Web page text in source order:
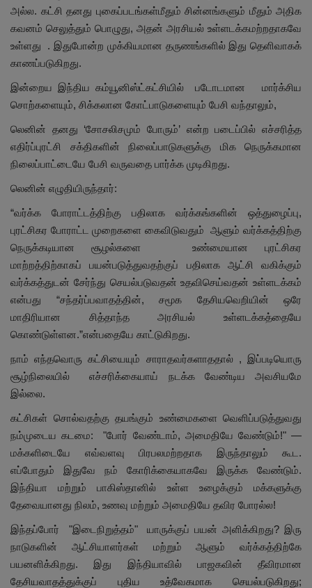
அல்ல. கட்சி தனது புகைப்படங்கள்மீதும் சின்னங்களும் மீதும் அதிக
கவனம் செலுத்தும் பொழுது, அதன் அரசியல் உள்ளடக்கமற்றதாகவே
உள்ளது . இதுபோன்ற முக்கியமான தருணங்களில் இது தெளிவாகக்
காணப்படுகிறது.
இன்றைய இந்திய கம்யூனிஸ்ட்கட்சியில் படோடமான மார்க்சிய
சொற்களையும், சிக்கலான கோட்பாடுகளையும் பேசி வந்தாலும்,
லெனின் தனது ‘சோசலிசமும் போரும்’ என்ற படைப்பில் எச்சரித்த
எதிர்ப்புரட்சி சக்திகளின் நிலைப்பாடுகளுக்கு மிக நெருக்கமான
நிலைப்பாட்டையே பேசி வருவதை பார்க்க முடிகிறது.
லெனின் எழுதியிருந்தார்:
“வர்க்க போராட்டத்திற்கு பதிலாக வர்க்கங்களின் ஒத்துழைப்பு,
புரட்சிகர போராட்ட முறைகளை கைவிடுவதும் ஆளும் வர்க்கத்திற்கு
நெருக்கடியான சூழல்களை உண்மையான புரட்சிகர
மாற்றத்திற்காகப் பயன்படுத்துவதற்குப் பதிலாக ஆட்சி வகிக்கும்
வர்க்கத்துடன் சேர்ந்து செயல்படுவதன் உதவிசெய்வதன் உள்ளடக்கம்
என்பது “சந்தர்ப்பவாதத்தின், சமூக தேசியவெறியின் ஒரே
மாதிரியான சித்தாந்த அரசியல் உள்ளடக்கத்தையே
கொண்டுள்ளன.”என்பதையே காட்டுகிறது.
நாம் எந்தவொரு கட்சியையும் சாராதவர்களாததால் , இப்படியொரு
சூழ்நிலையில் எச்சரிக்கையாய் நடக்க வேண்டிய அவசியமே
இல்லை.
கட்சிகள் சொல்வதற்கு தயங்கும் உண்மைகளை வெளிப்படுத்துவது
நம்முடைய கடமை: "போர் வேண்டாம், அமைதியே வேண்டும்!" —
மக்களிடையே எவ்வளவு பிரபலமற்றதாக இருந்தாலும் கூட.
எப்போதும் இதுவே நம் கோரிக்கையாகவே இருக்க வேண்டும்.
இந்தியா மற்றும் பாகிஸ்தானில் உள்ள உழைக்கும் மக்களுக்கு
தேவையானது நிலம், உணவு மற்றும் அமைதியே தவிர போரல்ல!
இந்தப்போர் "இடைநிறுத்தம்" யாருக்குப் பயன் அளிக்கிறது? இரு
நாடுகளின் ஆட்சியாளர்கள் மற்றும் ஆளும் வர்க்கத்திற்கே
பயனளிக்கிறது. இது இந்தியாவில் பாஜகவின் தீவிரமான
தேசியவாதத்துக்குப் புதிய உத்வேகமாக செயல்படுகிறது;